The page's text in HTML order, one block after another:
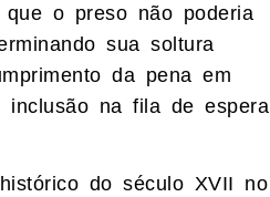
que o preso não poderia
sua soltura
da pena em
inclusão na fila de espera
do século XVII no